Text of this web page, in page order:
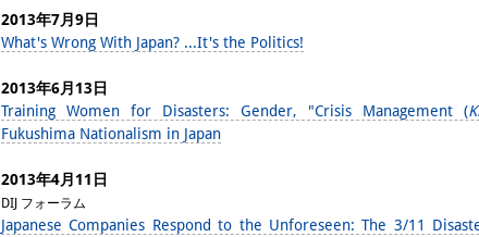
2013年7月9日
What's Wrong With Japan? ...It's the Politics!
2013年6月13日
Training Women for Disasters: Gender, "Crisis Management (
Fukushima Nationalism in Japan
2013年4月11日
DIJ フォーラム
Japanese Companies Respond to the Unforeseen: The 3/11